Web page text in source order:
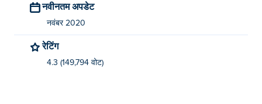
नवीनतम अपडेट
नवंबर 2020
रेटिंग
4.3 (149,794 वोट)